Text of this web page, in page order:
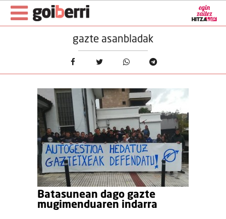
gazte asanbladak
Batasunean dago gazte
mugimenduaren indarra